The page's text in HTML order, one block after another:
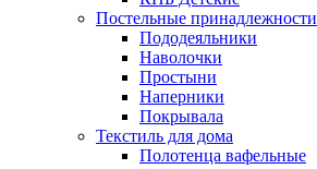
Постельные принадлежности
Пододеяльники
Наволочки
Простыни
Наперники
Покрывала
Текстиль для дома
Полотенца вафельные